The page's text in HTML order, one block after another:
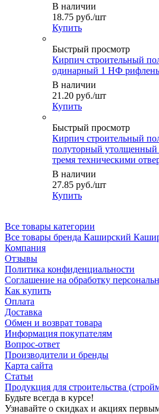
В наличии
18.75 руб./шт
Купить
Быстрый просмотр
Кирпич строительный
одинарный 1 НФ
В наличии
21.20 руб./шт
Купить
Быстрый просмотр
Кирпич строительный
полуторный
тремя техническими
В наличии
27.85 руб./шт
Купить
Все товары категории
Все товары бренда Каширский
Компания
Отзывы
Политика конфиденциальности
Соглашение на обработку
Как купить
Оплата
Доставка
Обмен и возврат товара
Информация покупателям
Вопрос-ответ
Производители и бренды
Карта сайта
Статьи
Продукция для строительства
Будьте всегда в курсе!
Узнавайте о скидках и акциях